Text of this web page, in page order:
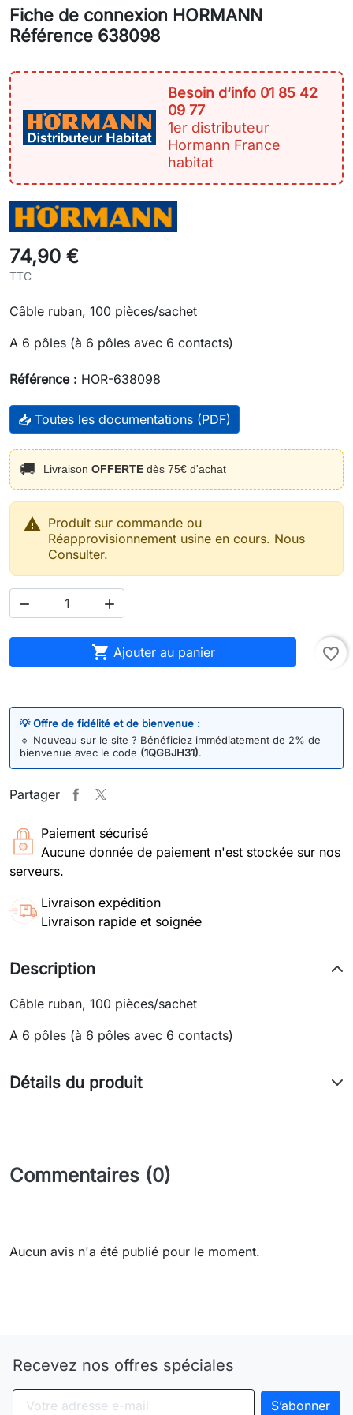
Fiche de connexion HORMANN
Référence 638098
Besoin d‘info 01 85 42
09 77
1er distributeur
Hormann France
habitat
74,90 €
TTC
Câble ruban, 100 pièces/sachet
A 6 pôles (à 6 pôles avec 6 contacts)
Référence : HOR-638098
📥 Toutes les documentations (PDF)
🚚 Livraison OFFERTE dès 75€ d'achat
 Produit sur commande ou
Réapprovisionnement usine en cours. Nous
Consulter.
 
 Ajouter au panier favorite_border
💡 Offre de fidélité et de bienvenue :
🔹 Nouveau sur le site ? Bénéficiez immédiatement de 2% de
bienvenue avec le code (1QGBJH31).
Partager
Paiement sécurisé
Aucune donnée de paiement n'est stockée sur nos
serveurs.
Livraison expédition
Livraison rapide et soignée
Description
Câble ruban, 100 pièces/sachet
A 6 pôles (à 6 pôles avec 6 contacts)
Détails du produit
Commentaires (0)
Aucun avis n'a été publié pour le moment.
Recevez nos offres spéciales